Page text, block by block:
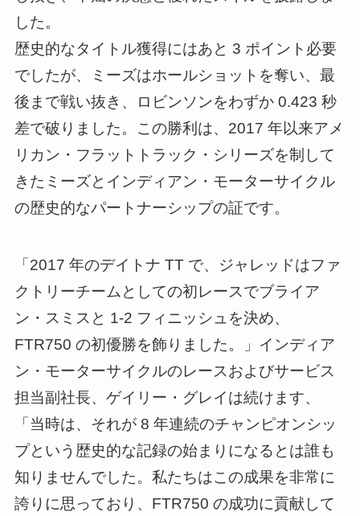
した。
歴史的なタイトル獲得にはあと 3 ポイント必要
でしたが、ミーズはホールショットを奪い、最
後まで戦い抜き、ロビンソンをわずか 0.423 秒
差で破りました。この勝利は、2017 年以来アメ
リカン・フラットトラック・シリーズを制して
きたミーズとインディアン・モーターサイクル
の歴史的なパートナーシップの証です。
「2017 年のデイトナ TT で、ジャレッドはファ
クトリーチームとしての初レースでブライア
ン・スミスと 1-2 フィニッシュを決め、
FTR750 の初優勝を飾りました。」インディア
ン・モーターサイクルのレースおよびサービス
担当副社長、ゲイリー・グレイは続けます、
「当時は、それが 8 年連続のチャンピオンシッ
プという歴史的な記録の始まりになるとは誰も
知りませんでした。私たちはこの成果を非常に
誇りに思っており、FTR750 の成功に貢献して